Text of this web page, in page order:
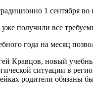
1 сентября
получили все
года на месяц
Кравцов, новый
ситуации в
родители обязаны